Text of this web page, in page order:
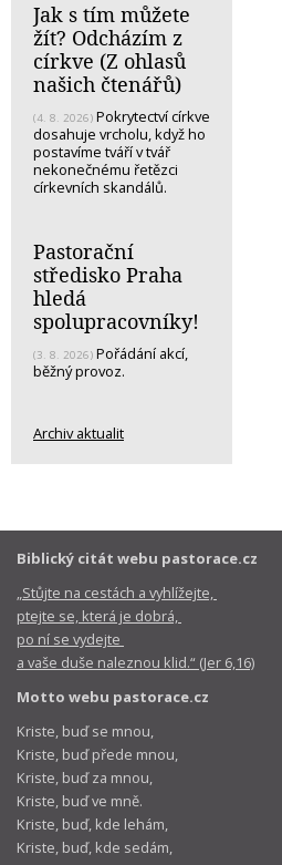
Jak s tím můžete
žít? Odcházím z
církve (Z ohlasů
našich čtenářů)
(4. 8. 2026) Pokrytectví církve
dosahuje vrcholu, když ho
postavíme tváří v tvář
nekonečnému řetězci
církevních skandálů.
Pastorační
středisko Praha
hledá
spolupracovníky!
(3. 8. 2026) Pořádání akcí,
běžný provoz.
Archiv aktualit
Biblický citát webu pastorace.cz
„Stůjte na cestách a vyhlížejte,
ptejte se, která je dobrá,
po ní se vydejte
a vaše duše naleznou klid.“ (Jer 6,16)
Motto webu pastorace.cz
Kriste, buď se mnou,
Kriste, buď přede mnou,
Kriste, buď za mnou,
Kriste, buď ve mně.
Kriste, buď, kde lehám,
Kriste, buď, kde sedám,